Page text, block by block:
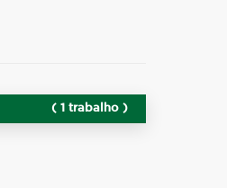
( 1 trabalho )